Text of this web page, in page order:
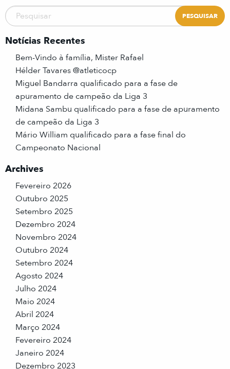
Notícias Recentes
Bem-Vindo à família, Mister Rafael
Hélder Tavares @atleticocp
Miguel Bandarra qualificado para a fase de
apuramento de campeão da Liga 3
Midana Sambu qualificado para a fase de apuramento
de campeão da Liga 3
Mário William qualificado para a fase final do
Campeonato Nacional
Archives
Fevereiro 2026
Outubro 2025
Setembro 2025
Dezembro 2024
Novembro 2024
Outubro 2024
Setembro 2024
Agosto 2024
Julho 2024
Maio 2024
Abril 2024
Março 2024
Fevereiro 2024
Janeiro 2024
Dezembro 2023